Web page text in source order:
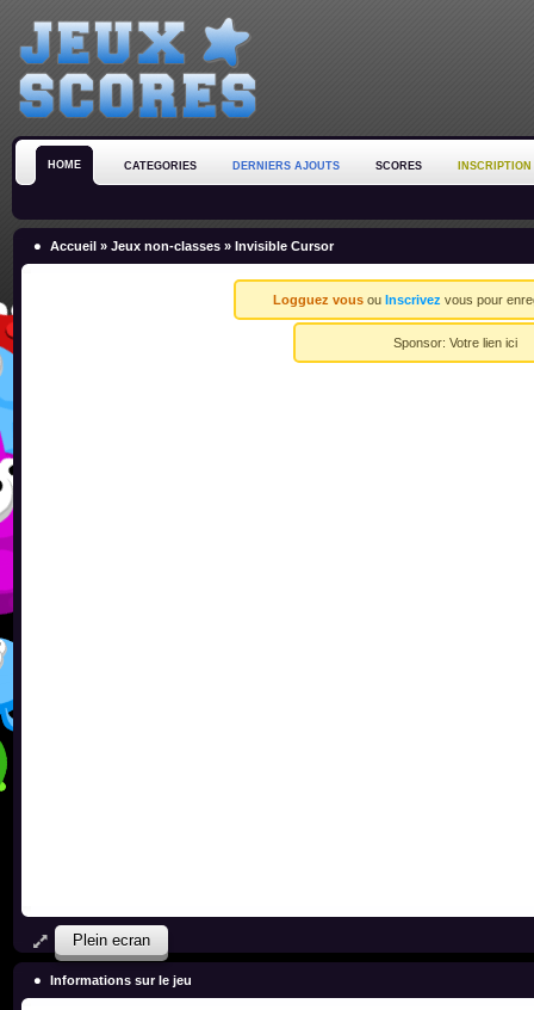
HOME CATEGORIES DERNIERS AJOUTS SCORES INSCRIPTION
Accueil » Jeux non-classes » Invisible Cursor
Logguez vousou Inscrivez vous pour
Sponsor: Votre lien ici
Plein ecran
Informations sur le jeu